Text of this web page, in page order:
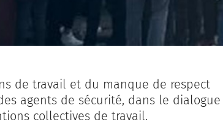
de travail et du manque de respect
agents de sécurité, dans le dialogue
collectives de travail.